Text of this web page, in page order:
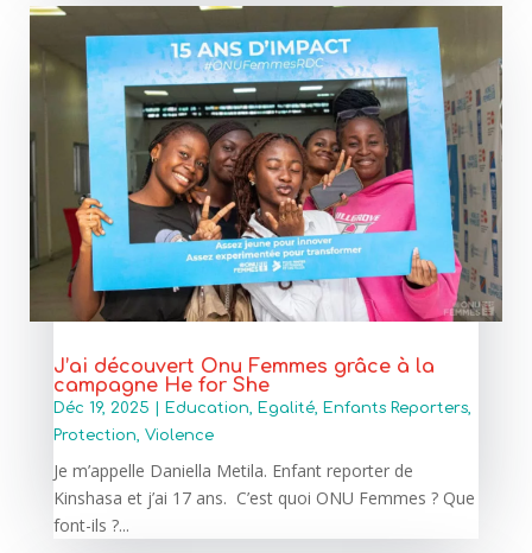
J’ai découvert Onu Femmes grâce à la
campagne He for She
Déc 19, 2025 | Education Egalité, Enfants Reporters,
Protection Violence
Je m’appelle Daniella Metila. Enfant reporter de
Kinshasa et j’ai 17 ans. C’est quoi ONU Femmes ? Que
font-ils ?...